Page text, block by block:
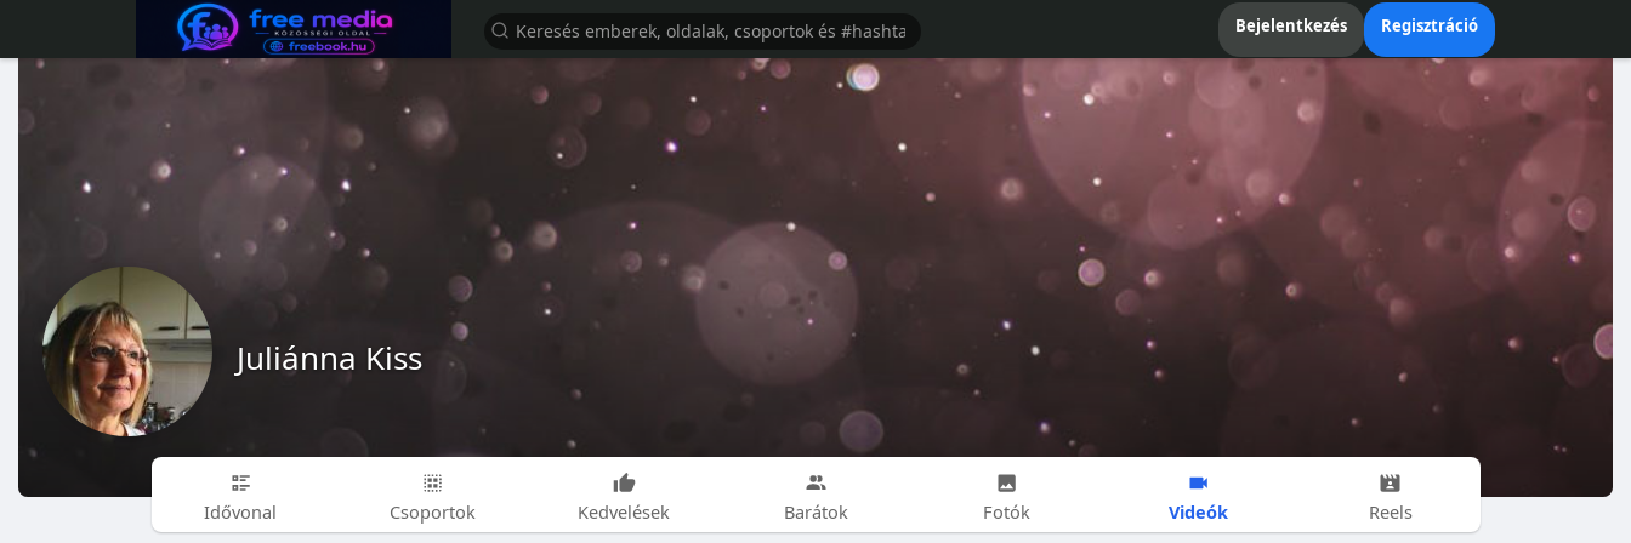
Bejelentkezés Regisztráció
Juliánna Kiss
Idővonal Csoportok Kedvelések Barátok Fotók Videók Reels